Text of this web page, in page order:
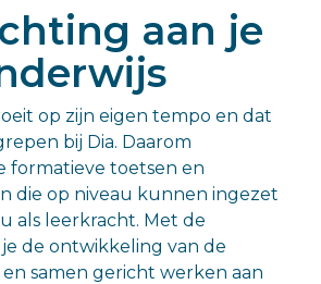
positieve
ontwikkeling
kind.
aan je
op zijn eigen tempo en dat
bij Dia. Daarom
formatieve toetsen en
die op niveau kunnen ingezet
als leerkracht. Met de
de ontwikkeling van de
samen gericht werken aan